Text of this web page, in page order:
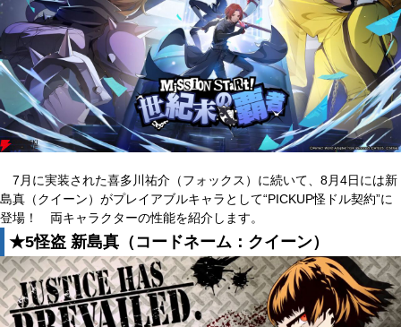
7月に実装された喜多川祐介（フォックス）に続いて、8月4日には新
島真（クイーン）がプレイアブルキャラとして“PICKUP怪ドル契約”に
登場！ 両キャラクターの性能を紹介します。
★5怪盗 新島真（コードネーム：クイーン）